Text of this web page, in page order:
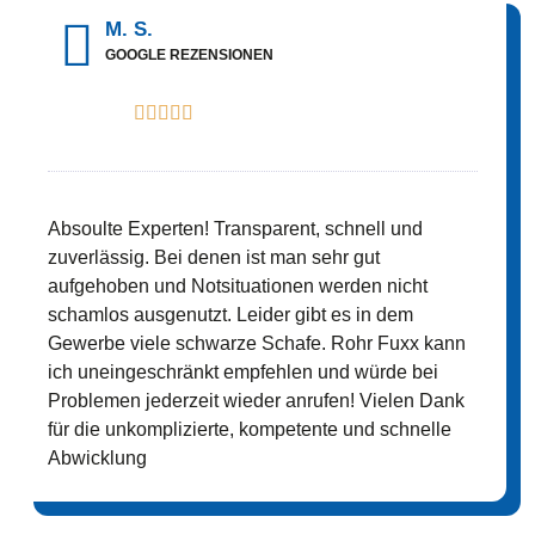
M. S.
GOOGLE REZENSIONEN
    
Absoulte Experten! Transparent, schnell und
zuverlässig. Bei denen ist man sehr gut
aufgehoben und Notsituationen werden nicht
schamlos ausgenutzt. Leider gibt es in dem
Gewerbe viele schwarze Schafe. Rohr Fuxx kann
ich uneingeschränkt empfehlen und würde bei
Problemen jederzeit wieder anrufen! Vielen Dank
für die unkomplizierte, kompetente und schnelle
Abwicklung